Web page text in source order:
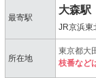
最寄駅
大森駅
JR京浜東
所在地
東京都大
枝番など